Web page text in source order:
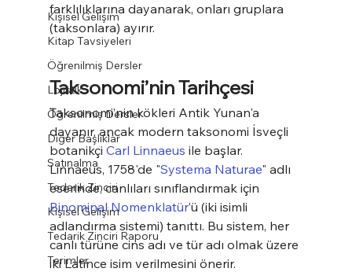
Kişisel Gelişim
Kitap Tavsiyeleri
Öğrenilmiş Dersler
Lojistik
Öğrenilmiş Dersler
Diğer Başlıklar
Satınalma
Tedarik Zinciri
Kişisel Gelişim
Tedarik Zinciri Raporu
Terimler
farklılıklarına dayanarak, onları gruplara
(taksonlara) ayırır.
Taksonomi’nin Tarihçesi
Taksonomi’nin kökleri Antik Yunan'a
dayanır, ancak modern taksonomi İsveçli
botanikçi Carl Linnaeus ile başlar.
Linnaeus, 1758'de "Systema Naturae" adlı
eserinde, canlıları sınıflandırmak için
Binominal Nomenklatür’ü (iki isimli
adlandırma sistemi) tanıttı. Bu sistem, her
canlı türüne cins adı ve tür adı olmak üzere
iki Latince isim verilmesini önerir.